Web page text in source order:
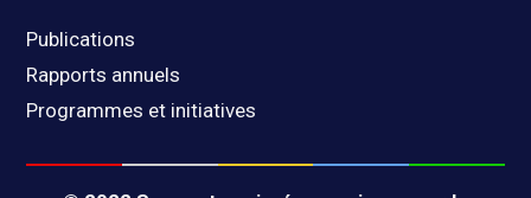
Publications
Rapports annuels
Programmes et initiatives